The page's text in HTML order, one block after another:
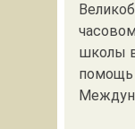
школы
помощь